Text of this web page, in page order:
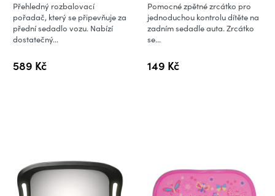
589 Kč
Přehledný rozbalovací
pořadač, který se připevňuje za
přední sedadlo vozu. Nabízí
dostatečný...
149 Kč
Pomocné zpětné zrcátko pro
jednoduchou kontrolu dítěte na
zadním sedadle auta. Zrcátko
se...